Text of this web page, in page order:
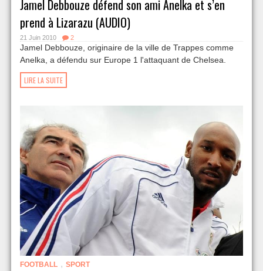
Jamel Debbouze défend son ami Anelka et s’en
prend à Lizarazu (AUDIO)
21 Juin 2010 2
Jamel Debbouze, originaire de la ville de Trappes comme
Anelka, a défendu sur Europe 1 l'attaquant de Chelsea.
LIRE LA SUITE
FOOTBALL , SPORT